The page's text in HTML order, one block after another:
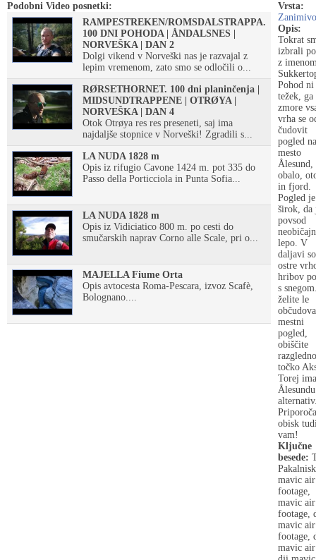
Podobni Video posnetki:
RAMPESTREKEN/ROMSDALSTRAPPA.
100 DNI POHODA | ÅNDALSNES |
NORVEŠKA | DAN 2
Dolgi vikend v Norveški nas je razvajal z
lepim vremenom, zato smo se odločili o...
RØRSETHORNET. 100 dni planinčenja |
MIDSUNDTRAPPENE | OTRØYA |
NORVEŠKA | DAN 4
Otok Otrøya res res preseneti, saj ima
najdaljše stopnice v Norveški! Zgradili s...
LA NUDA 1828 m
Opis iz rifugio Cavone 1424 m. pot 335 do
Passo della Porticciola in Punta Sofia...
LA NUDA 1828 m
Opis iz Vidiciatico 800 m. po cesti do
smučarskih naprav Corno alle Scale, pri o...
MAJELLA Fiume Orta
Opis avtocesta Roma-Pescara, izvoz Scafè,
Bolognano....
Vrsta:
Zanimivo
Opis:
Tokrat
izbrali
z
Pohod ni
težek, ga
zmore
vrha se
čudovit
pogled na
mesto
Ålesund,
obalo,
in fjord.
Pogled
širok, da
povsod
lepo. V
daljavi
ostre
hribov
s
želite le
mestni
pogled,
obiščite
razgledno
točko
Torej
obisk
vam!
Ključne
besede:
mavic
footage,
mavic air
footage,
mavic
footage,
mavic